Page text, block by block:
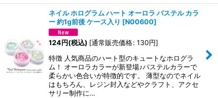
ネイル ホログラム ハート オーロラ パステル カラ
ー 約1g前後 ケース入り [N00600]
124円(税込) [通常販売価格: 130円]
特徴 人気商品のハート型のキュートなホログラ
ム！ オーロラカラーが新登場♪パステルカラーで
柔らかい色合いが特徴的です。 薄型なのでネイル
はもちろん、レジン封入などやクラフト、アクセ
サリー制作に…